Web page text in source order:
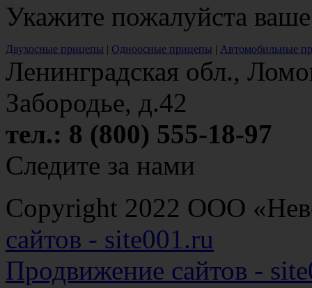
Укажите пожалуйста
Двухосные прицепы | Одноосные прицепы | Автомобильные
Ленинградская обл.,
Забородье, д.42
тел.: 8 (800) 555-18-97
Следите за нами
Copyright 2022 ООО
сайтов - site001.ru
Продвижение сайтов -